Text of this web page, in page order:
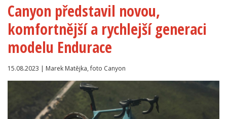
Canyon představil novou,
komfortnější a rychlejší generaci
modelu Endurace
15.08.2023 | Marek Matějka, foto Canyon